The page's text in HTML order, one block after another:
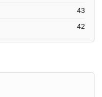
43
42